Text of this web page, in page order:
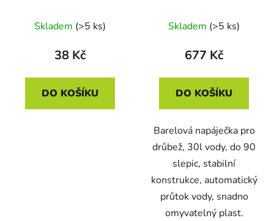
005.00.12
Skladem (>5 ks)
38 Kč
DO KOŠÍKU
30l
Skladem (>5 ks)
677 Kč
DO KOŠÍKU
Barelová napáječka pro
drůbež, 30l vody, do 90
slepic, stabilní
konstrukce, automatický
průtok vody, snadno
omyvatelný plast.